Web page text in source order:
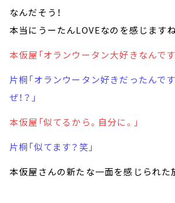
なんだそう！
本当にうーたんLOVEなのを感じますね
本仮屋「オランウータン大好きなんです
片桐「オランウータン好きだったんです
ぜ！？」
本仮屋「似てるから。自分に。」
片桐「似てます？笑」
本仮屋さんの新たな一面を感じられた